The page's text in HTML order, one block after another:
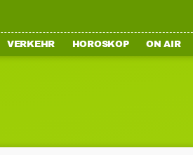
VERKEHR HOROSKOP ON AIR